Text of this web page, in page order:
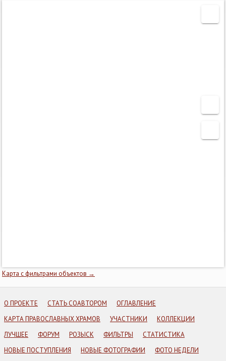
Карта с фильтрами объектов →
О ПРОЕКТЕ СТАТЬ СОАВТОРОМ
ОГЛАВЛЕНИЕ
КАРТА ПРАВОСЛАВНЫХ ХРАМОВ
УЧАСТНИКИ
КОЛЛЕКЦИИ
ЛУЧШЕЕ
ФОРУМ РОЗЫСК ФИЛЬТРЫ
СТАТИСТИКА
НОВЫЕ ПОСТУПЛЕНИЯ
НОВЫЕ ФОТОГРАФИИ ФОТО НЕДЕЛИ